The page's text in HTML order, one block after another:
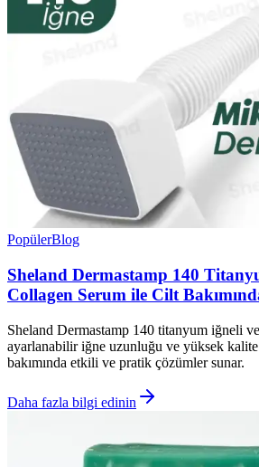
PopülerBlog
Sheland Dermastamp 140
Collagen Serum ile Cilt
Sheland Dermastamp 140 titanyum iğneli
ayarlanabilir iğne uzunluğu ve yüksek
bakımında etkili ve pratik çözümler sunar.
Daha fazla bilgi edinin